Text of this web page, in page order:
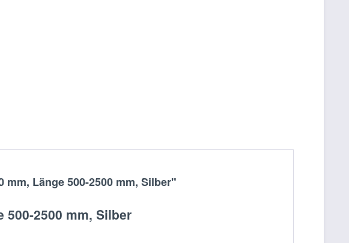
Länge 500-2500 mm, Silber"
2500 mm, Silber